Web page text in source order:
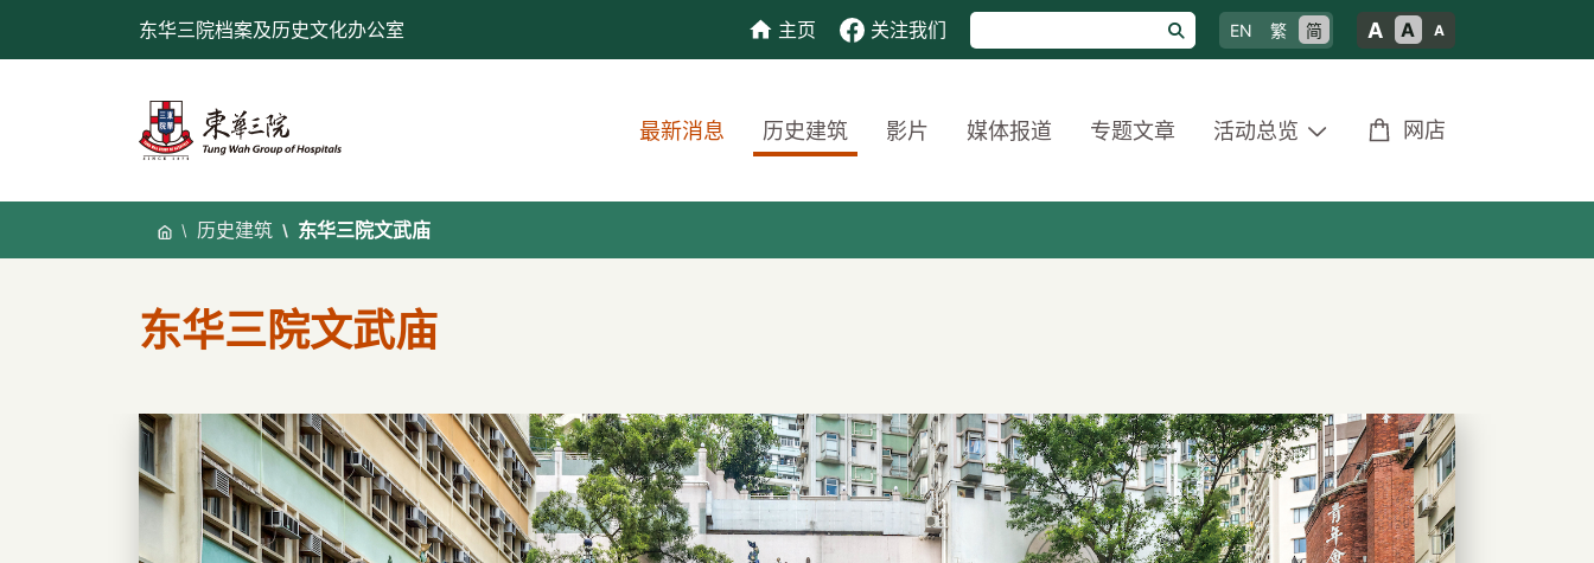
东华三院档案及历史文化办公室 主页 关注我们 EN 繁 简 A A A
最新消息 历史建筑 影片 媒体报道 专题文章 活动总览 网店
历史建筑 东华三院文武庙
东华三院文武庙